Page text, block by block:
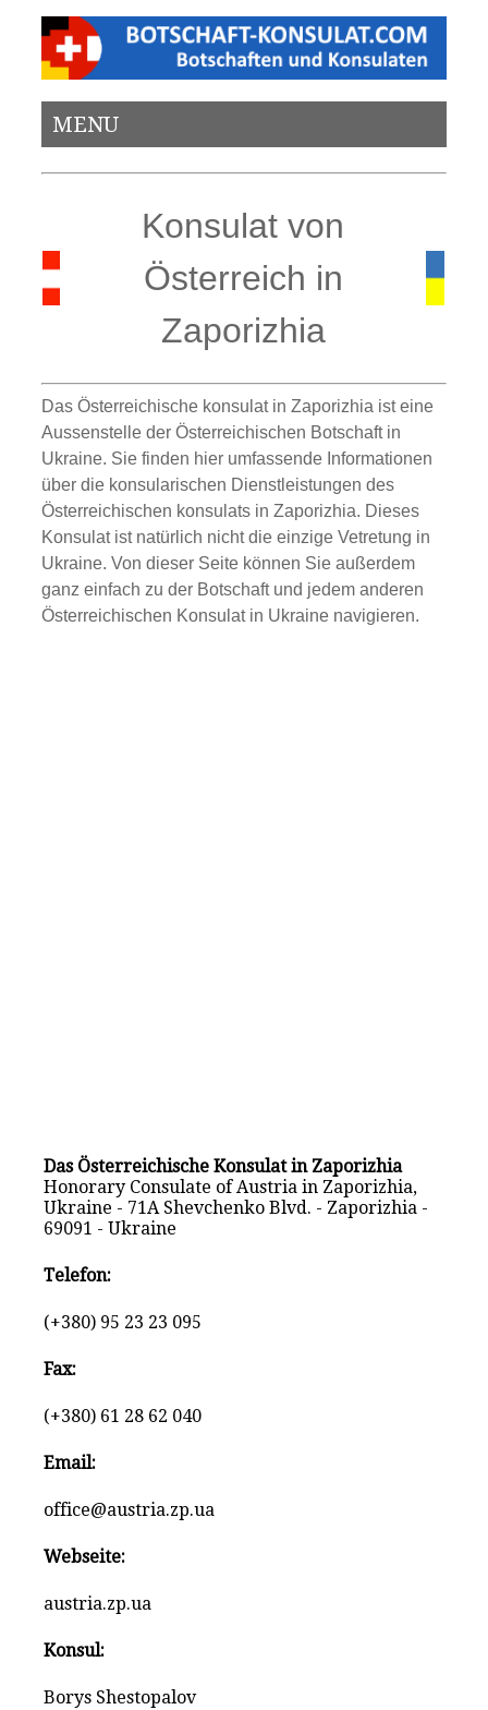
MENU
Konsulat von
Österreich in
Zaporizhia
Das Österreichische konsulat in Zaporizhia ist eine
Aussenstelle der Österreichischen Botschaft in
Ukraine. Sie finden hier umfassende Informationen
über die konsularischen Dienstleistungen des
Österreichischen konsulats in Zaporizhia. Dieses
Konsulat ist natürlich nicht die einzige Vetretung in
Ukraine. Von dieser Seite können Sie außerdem
ganz einfach zu der Botschaft und jedem anderen
Österreichischen Konsulat in Ukraine navigieren.
Das Österreichische Konsulat in Zaporizhia
Honorary Consulate of Austria in Zaporizhia,
Ukraine - 71A Shevchenko Blvd. - Zaporizhia -
69091 - Ukraine
Telefon:
(+380) 95 23 23 095
Fax:
(+380) 61 28 62 040
Email:
office@austria.zp.ua
Webseite:
austria.zp.ua
Konsul:
Borys Shestopalov